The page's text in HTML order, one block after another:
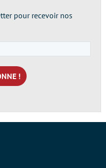
pour recevoir nos